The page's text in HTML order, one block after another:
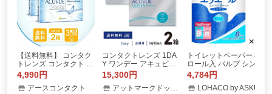
【送料無料】 コンタク
トレンズ コンタクト ア
キュビューオアシス 2w
eek 2箱 ポスト便( コン
タクト アキュビュー )
4,990円
アースコンタクト
コンタクトレンズ 1DA
Y ワンデー アキュビュ
ー オアシス 90枚×2箱
送料無料 1日使い捨て
15,300円
アットマークドットネット
トイレットペーパー 8
ロール入 パルプ シング
ル 82.5m 香りつき エリ
エールトイレットティ
シューコンパクト 8パ
4,784円
LOHACO by ASKUL